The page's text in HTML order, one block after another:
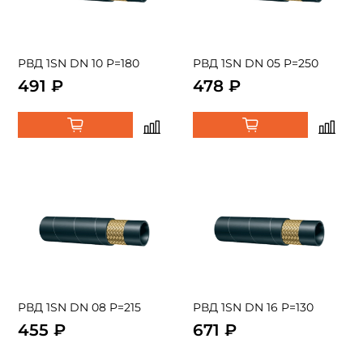
РВД 1SN DN 10 P=180
491 ₽
РВД 1SN DN 05 P=250
478 ₽
РВД 1SN DN 08 P=215
455 ₽
РВД 1SN DN 16 P=130
671 ₽